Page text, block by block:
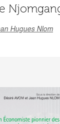
Hugues Nlom